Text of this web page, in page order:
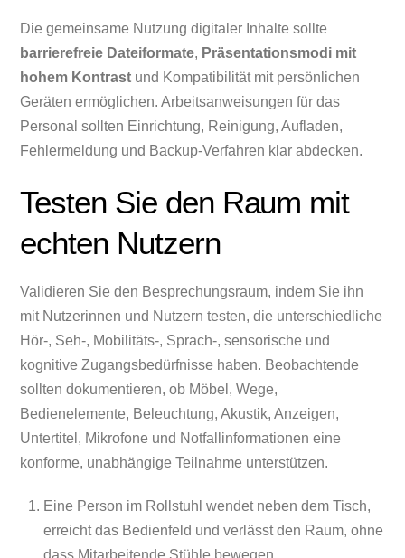
Die gemeinsame Nutzung digitaler Inhalte sollte
barrierefreie Dateiformate, Präsentationsmodi mit
hohem Kontrast und Kompatibilität mit persönlichen
Geräten ermöglichen. Arbeitsanweisungen für das
Personal sollten Einrichtung, Reinigung, Aufladen,
Fehlermeldung und Backup-Verfahren klar abdecken.
Testen Sie den Raum mit
echten Nutzern
Validieren Sie den Besprechungsraum, indem Sie ihn
mit Nutzerinnen und Nutzern testen, die unterschiedliche
Hör-, Seh-, Mobilitäts-, Sprach-, sensorische und
kognitive Zugangsbedürfnisse haben. Beobachtende
sollten dokumentieren, ob Möbel, Wege,
Bedienelemente, Beleuchtung, Akustik, Anzeigen,
Untertitel, Mikrofone und Notfallinformationen eine
konforme, unabhängige Teilnahme unterstützen.
Eine Person im Rollstuhl wendet neben dem Tisch,
erreicht das Bedienfeld und verlässt den Raum, ohne
dass Mitarbeitende Stühle bewegen.